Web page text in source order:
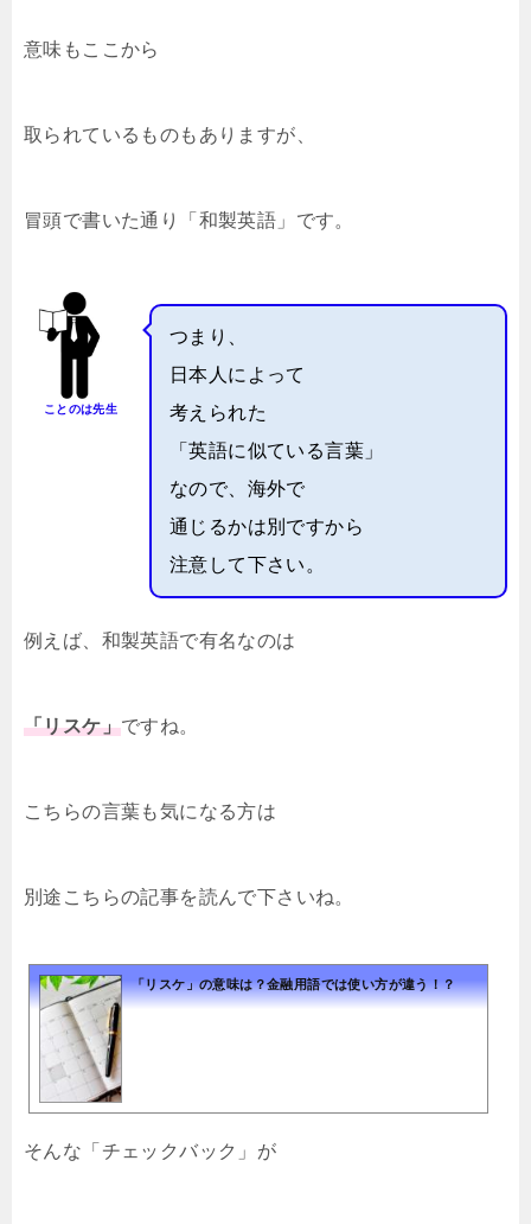
意味もここから
取られているものもありますが、
冒頭で書いた通り「和製英語」です。
ことのは先生
つまり、
日本人によって
考えられた
「英語に似ている言葉」
なので、海外で
通じるかは別ですから
注意して下さい。
例えば、和製英語で有名なのは
「リスケ」ですね。
こちらの言葉も気になる方は
別途こちらの記事を読んで下さいね。
「リスケ」の意味は？金融用語では使い方が違う！？
そんな「チェックバック」が